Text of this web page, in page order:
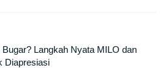
Langkah Nyata MILO dan
Diapresiasi